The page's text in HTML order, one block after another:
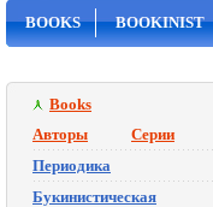
BOOKS BOOKINIST
Books
Авторы
Серии
Периодика
Букинистическая